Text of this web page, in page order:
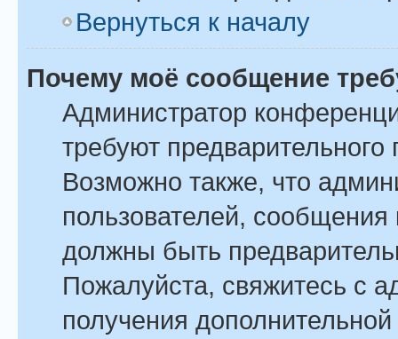
Вернуться к началу
Почему моё сообщение
Администратор
требуют
Возможно также, что
пользователей,
должны быть
Пожалуйста, свяжитесь с
получения